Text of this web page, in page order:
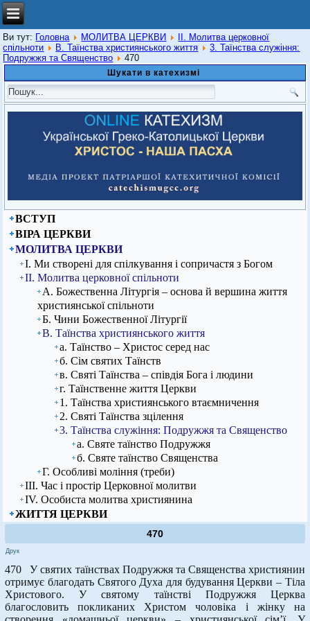
Ви тут: Головна МОЛИТВА ЦЕРКВИ
ІІ. Молитва церковної
спільноти
В. Таїнства християнського життя
3. Таїнства служіння:
Подружжя та Священство
470
Шукати в катехизмі
ВСТУП
ВІРА ЦЕРКВИ
МОЛИТВА ЦЕРКВИ
І. Ми створені для спілкування і сопричастя з Богом
ІІ. Молитва церковної спільноти
А. Божественна Літургія – основа й вершина життя
християнської спільноти
Б. Чини Божественної Літургії
В. Таїнства християнського життя
а. Таїнство – Христос серед нас
б. Сім святих Таїнств
в. Святі Таїнства – співдія Бога і людини
г. Таїнственне життя Церкви
1. Таїнства християнського втаємничення
2. Святі Таїнства зцілення
3. Таїнства служіння: Подружжя та Священство
а. Святе таїнство Подружжя
б. Святе таїнство Священства
Г. Особливі моління (треби)
ІІІ. Час і простір Церковної молитви
ІV. Особиста молитва християнина
ЖИТТЯ ЦЕРКВИ
470
Друк
470 У святих таїнствах Подружжя та Священства християнин
отримує благодать Святого Духа для будування Церкви – Тіла
Христового. У святому таїнстві Подружжя Церква
благословить покликаних Христом чоловіка і жінку на